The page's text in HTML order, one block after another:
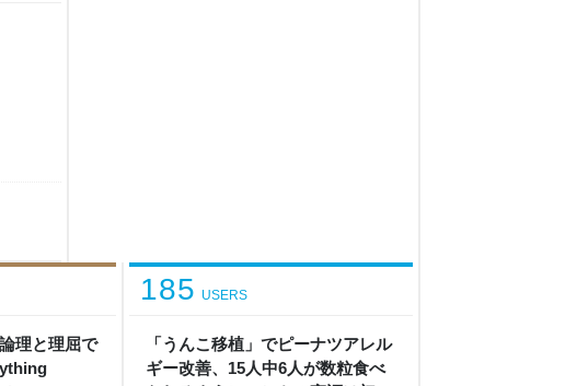
理と理屈で
「うんこ移植」でピーナツアレル
ギー改善、15人中6人が数粒食べ
185 USERS